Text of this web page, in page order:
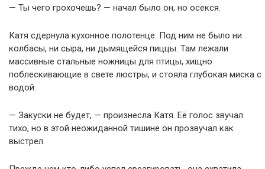
— Ты чего грохочешь? — начал было он, но осекся.
Катя сдернула кухонное полотенце. Под ним не было ни
колбасы, ни сыра, ни дымящейся пиццы. Там лежали
массивные стальные ножницы для птицы, хищно
поблескивающие в свете люстры, и стояла глубокая миска с
водой.
— Закуски не будет, — произнесла Катя. Её голос звучал
тихо, но в этой неожиданной тишине он прозвучал как
выстрел.